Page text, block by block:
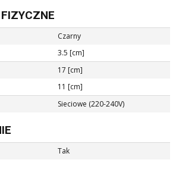
Czarny
3.5 [cm]
17 [cm]
11 [cm]
Sieciowe (220-240V)
Tak